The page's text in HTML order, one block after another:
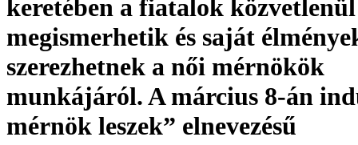
keretében a fiatalok közvetlenül
megismerhetik és saját
szerezhetnek a női mérnökök
munkájáról. A március 8-án
mérnök leszek” elnevezésű